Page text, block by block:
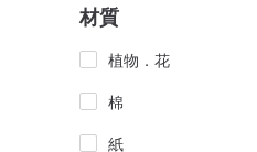
材質
植物．花
棉
紙